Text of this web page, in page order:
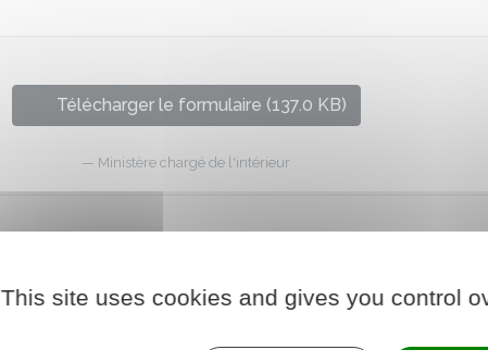
Télécharger le formulaire (137.0 KB)
Ministère chargé de l'intérieur
This site uses cookies and gives you control